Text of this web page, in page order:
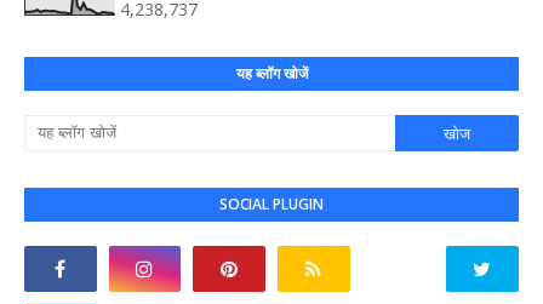
4,238,737
यह ब्लॉग खोजें
SOCIAL PLUGIN